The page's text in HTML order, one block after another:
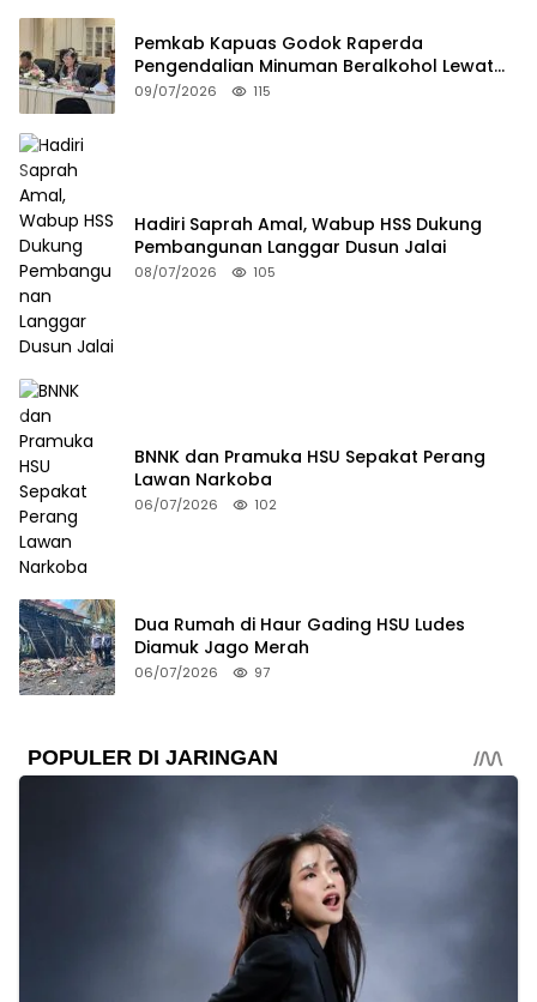
Pemkab Kapuas Godok Raperda
Pengendalian Minuman Beralkohol Lewat
FGD
09/07/2026 115
Hadiri Saprah Amal, Wabup HSS Dukung
Pembangunan Langgar Dusun Jalai
08/07/2026 105
BNNK dan Pramuka HSU Sepakat Perang
Lawan Narkoba
06/07/2026 102
Dua Rumah di Haur Gading HSU Ludes
Diamuk Jago Merah
06/07/2026 97